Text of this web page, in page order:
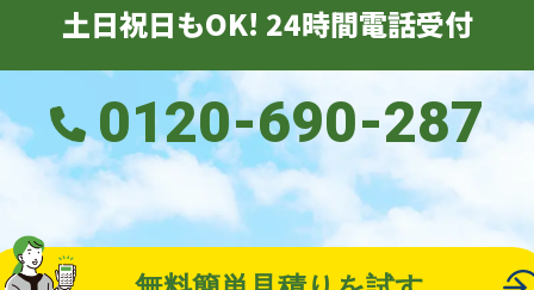
土日祝日もOK! 24時間電話受付
0120-690-287